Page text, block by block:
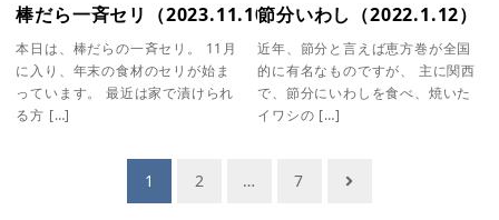
棒だら一斉セリ（2023.11.10）
本日は、棒だらの一斉セリ。 11月
に入り、年末の食材のセリが始ま
っています。 最近は家で漬けられ
る方 […]
節分いわし（2022.1.12）
近年、節分と言えば恵方巻が全国
的に有名なものですが、 主に関西
で、節分にいわしを食べ、焼いた
イワシの […]
1 2 … 7